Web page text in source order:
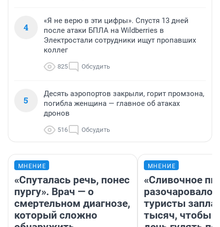
4
«Я не верю в эти цифры». Спустя 13 дней
после атаки БПЛА на Wildberries в
Электростали сотрудники ищут пропавших
коллег
825 Обсудить
5
Десять аэропортов закрыли, горит промзона,
погибла женщина — главное об атаках
дронов
516 Обсудить
МНЕНИЕ
«Спуталась речь, понес
пургу». Врач — о
смертельном диагнозе,
который сложно
МНЕНИЕ
«Сливочное
разочаровало»:
туристы
тысяч, чтобы